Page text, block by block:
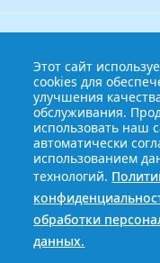
Дополнительное
© 2013-2021
колледж
Политика
Этот сайт
cookies для
улучшения
обслуживания.
использовать наш
автоматически
использованием
технологий.
обработки
данных.